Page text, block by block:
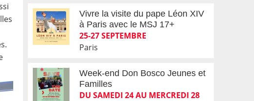
Vivre la visite du pape Léon XIV
à Paris avec le MSJ 17+
25-27 SEPTEMBRE
Paris
Week-end Don Bosco Jeunes et
Familles
DU SAMEDI 24 AU MERCREDI 28